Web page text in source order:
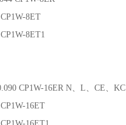
8ET
8ET1
CP1W-16ER N、L、CE、KC
16ET
16ET1